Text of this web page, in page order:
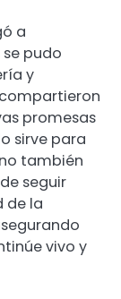
a
pudo
y
promesas
sirve para
también
seguir
de la
vivo y